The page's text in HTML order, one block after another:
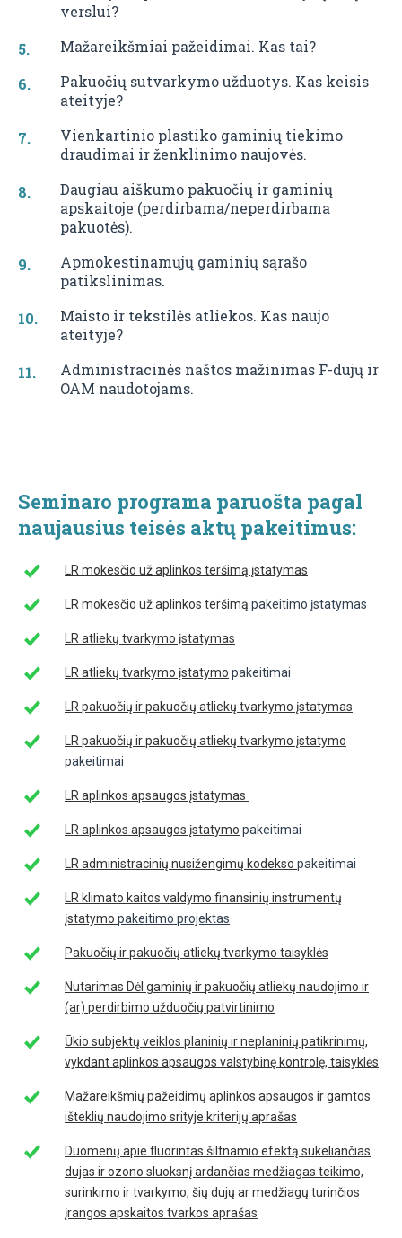
verslui?
Mažareikšmiai pažeidimai. Kas tai?
Pakuočių sutvarkymo užduotys. Kas keisis
ateityje?
Vienkartinio plastiko gaminių tiekimo
draudimai ir ženklinimo naujovės.
Daugiau aiškumo pakuočių ir gaminių
apskaitoje (perdirbama/neperdirbama
pakuotės).
Apmokestinamųjų gaminių sąrašo
patikslinimas.
Maisto ir tekstilės atliekos. Kas naujo
ateityje?
Administracinės naštos mažinimas F-dujų ir
OAM naudotojams.
Seminaro programa paruošta pagal
naujausius teisės aktų pakeitimus:
LR mokesčio už aplinkos teršimą įstatymas
LR mokesčio už aplinkos teršimą pakeitimo įstatymas
LR atliekų tvarkymo įstatymas
LR atliekų tvarkymo įstatymo pakeitimai
LR pakuočių ir pakuočių atliekų tvarkymo įstatymas
LR pakuočių ir pakuočių atliekų tvarkymo įstatymo
pakeitimai
LR aplinkos apsaugos įstatymas
LR aplinkos apsaugos įstatymo pakeitimai
LR administracinių nusižengimų kodekso pakeitimai
LR klimato kaitos valdymo finansinių instrumentų
įstatymo pakeitimo projektas
Pakuočių ir pakuočių atliekų tvarkymo taisyklės
Nutarimas Dėl gaminių ir pakuočių atliekų naudojimo ir
(ar) perdirbimo užduočių patvirtinimo
Ūkio subjektų veiklos planinių ir neplaninių patikrinimų,
vykdant aplinkos apsaugos valstybinę kontrolę, taisyklės
Mažareikšmių pažeidimų aplinkos apsaugos ir gamtos
išteklių naudojimo srityje kriterijų aprašas
Duomenų apie fluorintas šiltnamio efektą sukeliančias
dujas ir ozono sluoksnį ardančias medžiagas teikimo,
surinkimo ir tvarkymo, šių dujų ar medžiagų turinčios
įrangos apskaitos tvarkos aprašas